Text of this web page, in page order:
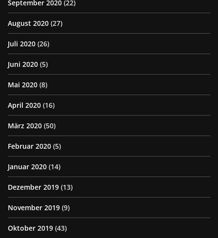
September 2020 (22)
August 2020 (27)
Juli 2020 (26)
Juni 2020 (5)
Mai 2020 (8)
April 2020 (16)
März 2020 (50)
Februar 2020 (5)
Januar 2020 (14)
Dezember 2019 (13)
November 2019 (9)
Oktober 2019 (43)